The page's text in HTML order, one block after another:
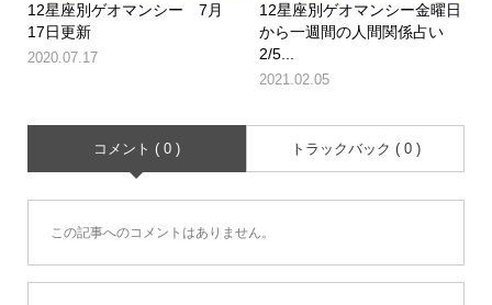
12星座別ゲオマンシー 7月
17日更新
2020.07.17
12星座別ゲオマンシー金曜日
から一週間の人間関係占い
2/5...
2021.02.05
コメント ( 0 ) トラックバック ( 0 )
この記事へのコメントはありません。